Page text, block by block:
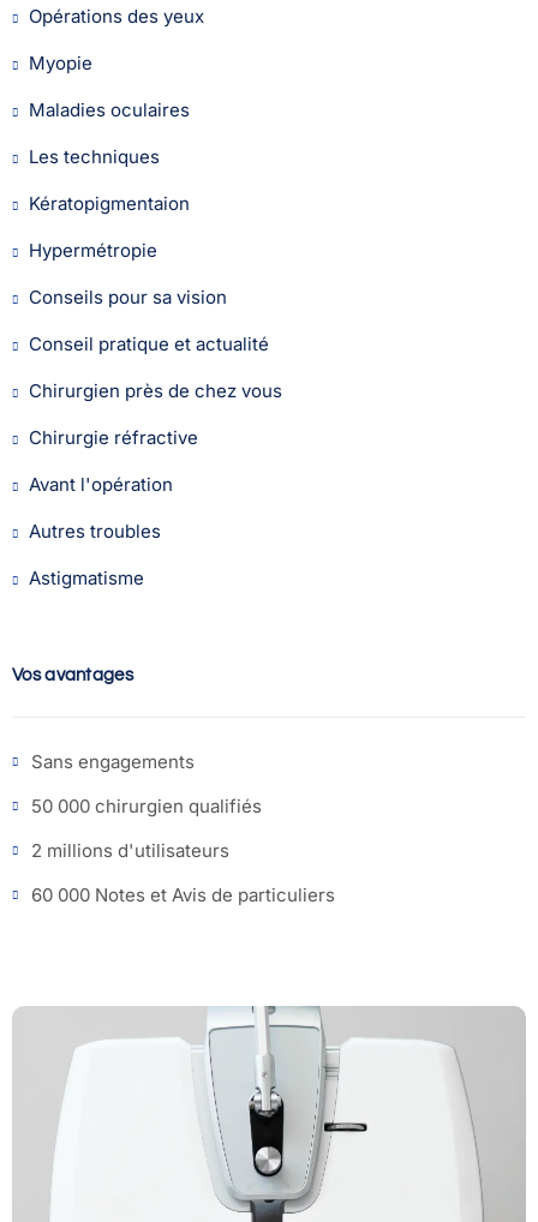
Opérations des yeux
Myopie
Maladies oculaires
Les techniques
Kératopigmentaion
Hypermétropie
Conseils pour sa vision
Conseil pratique et actualité
Chirurgien près de chez vous
Chirurgie réfractive
Avant l'opération
Autres troubles
Astigmatisme
Vos avantages
Sans engagements
50 000 chirurgien qualifiés
2 millions d'utilisateurs
60 000 Notes et Avis de particuliers